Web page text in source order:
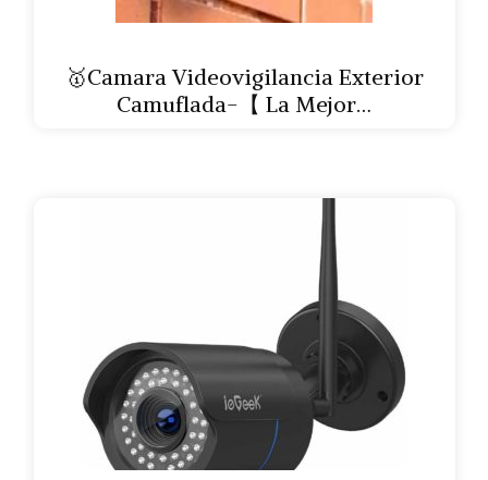
🥇Camara Videovigilancia Exterior
Camuflada-【 La Mejor…